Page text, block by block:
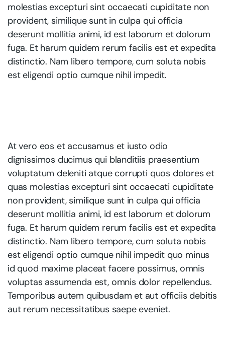
molestias excepturi sint occaecati cupiditate non
provident, similique sunt in culpa qui officia
deserunt mollitia animi, id est laborum et dolorum
fuga. Et harum quidem rerum facilis est et expedita
distinctio. Nam libero tempore, cum soluta nobis
est eligendi optio cumque nihil impedit.
At vero eos et accusamus et iusto odio
dignissimos ducimus qui blanditiis praesentium
voluptatum deleniti atque corrupti quos dolores et
quas molestias excepturi sint occaecati cupiditate
non provident, similique sunt in culpa qui officia
deserunt mollitia animi, id est laborum et dolorum
fuga. Et harum quidem rerum facilis est et expedita
distinctio. Nam libero tempore, cum soluta nobis
est eligendi optio cumque nihil impedit quo minus
id quod maxime placeat facere possimus, omnis
voluptas assumenda est, omnis dolor repellendus.
Temporibus autem quibusdam et aut officiis debitis
aut rerum necessitatibus saepe eveniet.